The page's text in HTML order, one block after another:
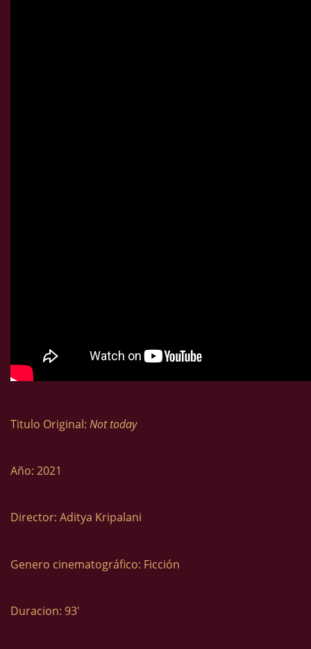
Titulo Original: Not today
Año: 2021
Director: Aditya Kripalani
Genero cinematográfico: Ficción
Duracion: 93′